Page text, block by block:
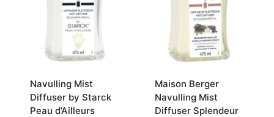
Navulling Mist
Diffuser by Starck
Peau d’Ailleurs
Maison Berger
Navulling Mist
Diffuser Splendeur